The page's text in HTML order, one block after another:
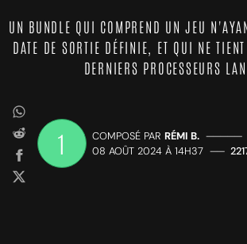
UN BUNDLE QUI COMPREND UN JEU
DATE DE SORTIE DÉFINIE, ET QUI NE
DERNIERS PROCESSEURS
1 COMPOSÉ PAR RÉMI B. —————
08 AOÛT 2024 À 14H37 ——